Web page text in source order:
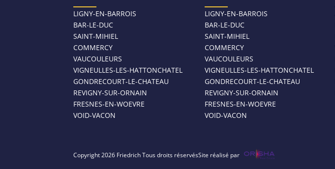
LIGNY-EN-BARROIS
BAR-LE-DUC
SAINT-MIHIEL
COMMERCY
VAUCOULEURS
VIGNEULLES-LES-HATTONCHATEL
GONDRECOURT-LE-CHATEAU
REVIGNY-SUR-ORNAIN
FRESNES-EN-WOEVRE
VOID-VACON
LIGNY-EN-BARROIS
BAR-LE-DUC
SAINT-MIHIEL
COMMERCY
VAUCOULEURS
VIGNEULLES-LES-HATTONCHATEL
GONDRECOURT-LE-CHATEAU
REVIGNY-SUR-ORNAIN
FRESNES-EN-WOEVRE
VOID-VACON
Copyright 2026 Friedrich Tous droits réservésSite réalisé par